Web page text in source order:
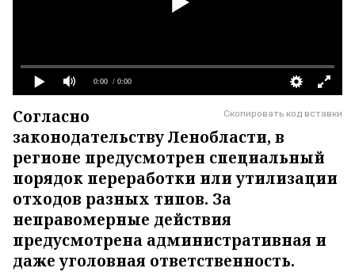
0:00 / 0:00
Скопировать код вставки
Согласно
законодательству Ленобласти, в
регионе предусмотрен специальный
порядок переработки или утилизации
отходов разных типов. За
неправомерные действия
предусмотрена административная и
даже уголовная ответственность.